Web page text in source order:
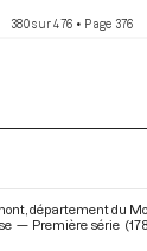
380 sur 476 • Page 376
département du
— Première série